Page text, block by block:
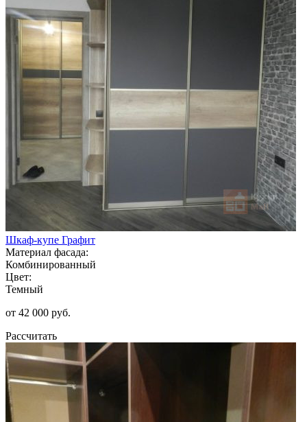
Шкаф-купе Графит
Материал фасада:
Комбинированный
Цвет:
Темный
от 42 000 руб.
Рассчитать